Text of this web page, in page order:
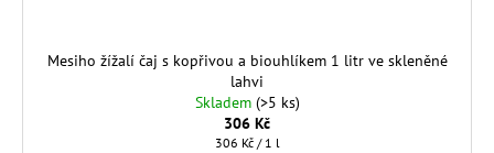
Mesiho žížalí čaj s kopřivou a biouhlíkem 1 litr ve skleněné
lahvi
Skladem (>5 ks)
306 Kč
Měrná
306 Kč / 1 l